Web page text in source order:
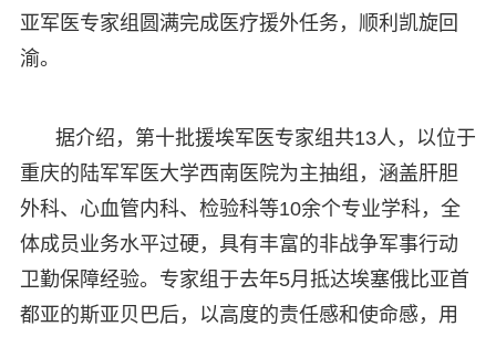
亚军医专家组圆满完成医疗援外任务，顺利凯旋回
渝。
据介绍，第十批援埃军医专家组共13人，以位于
重庆的陆军军医大学西南医院为主抽组，涵盖肝胆
外科、心血管内科、检验科等10余个专业学科，全
体成员业务水平过硬，具有丰富的非战争军事行动
卫勤保障经验。专家组于去年5月抵达埃塞俄比亚首
都亚的斯亚贝巴后，以高度的责任感和使命感，用